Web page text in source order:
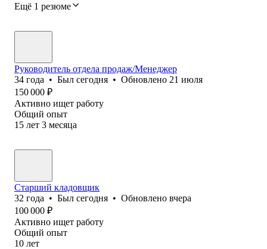
Ещё 1 резюме
Руководитель отдела продаж/Менеджер
34 года • Был сегодня • Обновлено 21 июля
150 000 ₽
Активно ищет работу
Общий опыт
15 лет 3 месяца
Старший кладовщик
32 года • Был сегодня • Обновлено вчера
100 000 ₽
Активно ищет работу
Общий опыт
10 лет